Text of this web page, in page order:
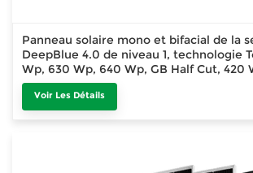
Panneau solaire mono et bifacial de la
DeepBlue 4.0 de niveau 1, technologie
Wp, 630 Wp, 640 Wp, GB Half Cut, 420
440 Wp, 445 Wp
Voir Les Détails